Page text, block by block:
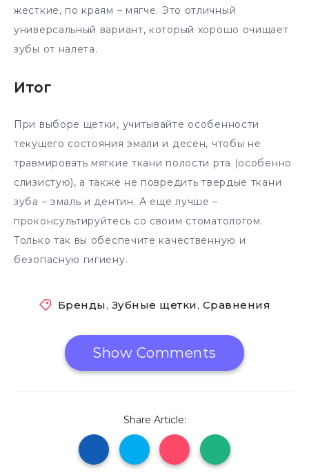
жесткие, по краям – мягче. Это отличный
универсальный вариант, который хорошо очищает
зубы от налета.
Итог
При выборе щетки, учитывайте особенности
текущего состояния эмали и десен, чтобы не
травмировать мягкие ткани полости рта (особенно
слизистую), а также не повредить твердые ткани
зуба – эмаль и дентин. А еще лучше –
проконсультируйтесь со своим стоматологом.
Только так вы обеспечите качественную и
безопасную гигиену.
Бренды, Зубные щетки, Сравнения
Show Comments
Share Article: